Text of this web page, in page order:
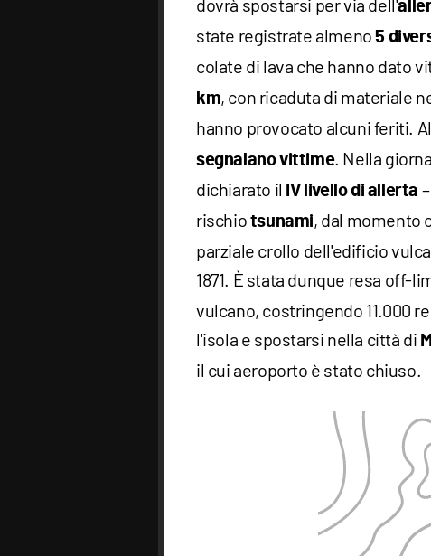
dovrà spostarsi per via dell'
state registrate almeno5
colate di lava che hanno dato
km, con ricaduta di materiale
hanno provocato alcuni feriti.
segnalano vittime. Nella
dichiarato il IV livello di allerta
rischio tsunami, dal momento
parziale crollo dell'edificio
1871. È stata dunque resa off-
vulcano, costringendo 11.000
l'isola e spostarsi nella città di
il cui aeroporto è stato chiuso.